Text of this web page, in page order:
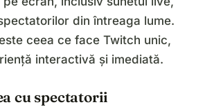
din întreaga lume.
ceea ce face Twitch unic,
interactivă și imediată.
cu spectatorii